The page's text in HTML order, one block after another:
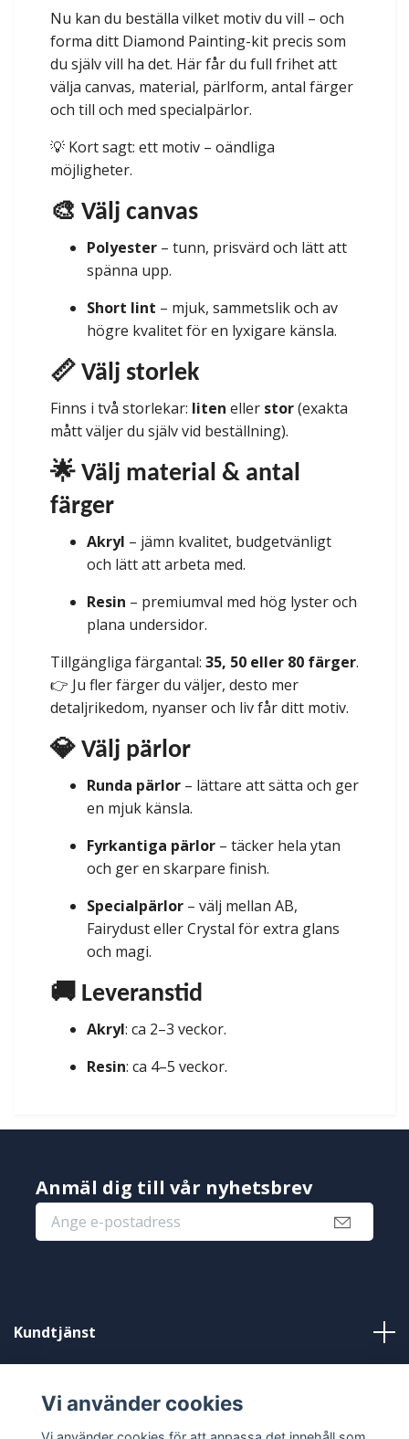
Nu kan du beställa vilket motiv du vill – och
forma ditt Diamond Painting-kit precis som
du själv vill ha det. Här får du full frihet att
välja canvas, material, pärlform, antal färger
och till och med specialpärlor.
💡 Kort sagt: ett motiv – oändliga
möjligheter.
🎨 Välj canvas
Polyester – tunn, prisvärd och lätt att
spänna upp.
Short lint – mjuk, sammetslik och av
högre kvalitet för en lyxigare känsla.
📏 Välj storlek
Finns i två storlekar: liten eller stor(exakta
mått väljer du själv vid beställning).
🌟 Välj material & antal
färger
Akryl – jämn kvalitet, budgetvänligt
och lätt att arbeta med.
Resin – premiumval med hög lyster och
plana undersidor.
Tillgängliga färgantal: 35, 50 eller 80 färger.
👉 Ju fler färger du väljer, desto mer
detaljrikedom, nyanser och liv får ditt motiv.
💎 Välj pärlor
Runda pärlor – lättare att sätta och ger
en mjuk känsla.
Fyrkantiga pärlor – täcker hela ytan
och ger en skarpare finish.
Specialpärlor – välj mellan AB,
Fairydust eller Crystal för extra glans
och magi.
🚚 Leveranstid
Akryl: ca 2–3 veckor.
Resin: ca 4–5 veckor.
Anmäl dig till vår nyhetsbrev
Kundtjänst
Vi använder cookies